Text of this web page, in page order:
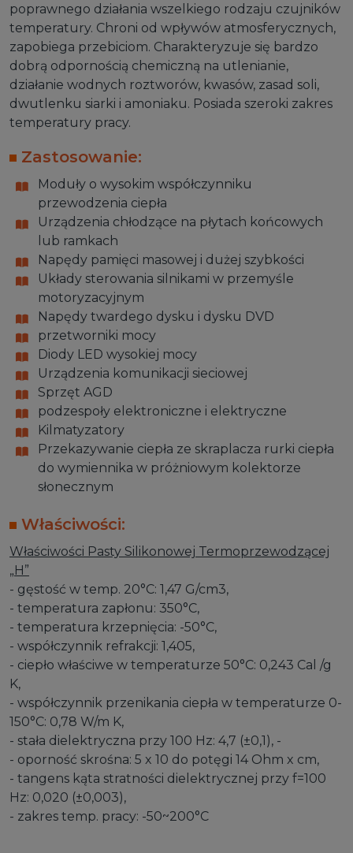
poprawnego działania wszelkiego rodzaju czujników
temperatury. Chroni od wpływów atmosferycznych,
zapobiega przebiciom. Charakteryzuje się bardzo
dobrą odpornością chemiczną na utlenianie,
działanie wodnych roztworów, kwasów, zasad soli,
dwutlenku siarki i amoniaku. Posiada szeroki zakres
temperatury pracy.
Zastosowanie:
Moduły o wysokim współczynniku
przewodzenia ciepła
Urządzenia chłodzące na płytach końcowych
lub ramkach
Napędy pamięci masowej i dużej szybkości
Układy sterowania silnikami w przemyśle
motoryzacyjnym
Napędy twardego dysku i dysku DVD
przetworniki mocy
Diody LED wysokiej mocy
Urządzenia komunikacji sieciowej
Sprzęt AGD
podzespoły elektroniczne i elektryczne
Kilmatyzatory
Przekazywanie ciepła ze skraplacza rurki ciepła
do wymiennika w próżniowym kolektorze
słonecznym
Właściwości:
Właściwości Pasty Silikonowej Termoprzewodzącej
„H”
- gęstość w temp. 20°C: 1,47 G/cm3,
- temperatura zapłonu: 350°C,
- temperatura krzepnięcia: -50°C,
- współczynnik refrakcji: 1,405,
- ciepło właściwe w temperaturze 50°C: 0,243 Cal /g
K,
- współczynnik przenikania ciepła w temperaturze 0-
150°C: 0,78 W/m K,
- stała dielektryczna przy 100 Hz: 4,7 (±0,1), -
- oporność skrośna: 5 x 10 do potęgi 14 Ohm x cm,
- tangens kąta stratności dielektrycznej przy f=100
Hz: 0,020 (±0,003),
- zakres temp. pracy: -50~200°C